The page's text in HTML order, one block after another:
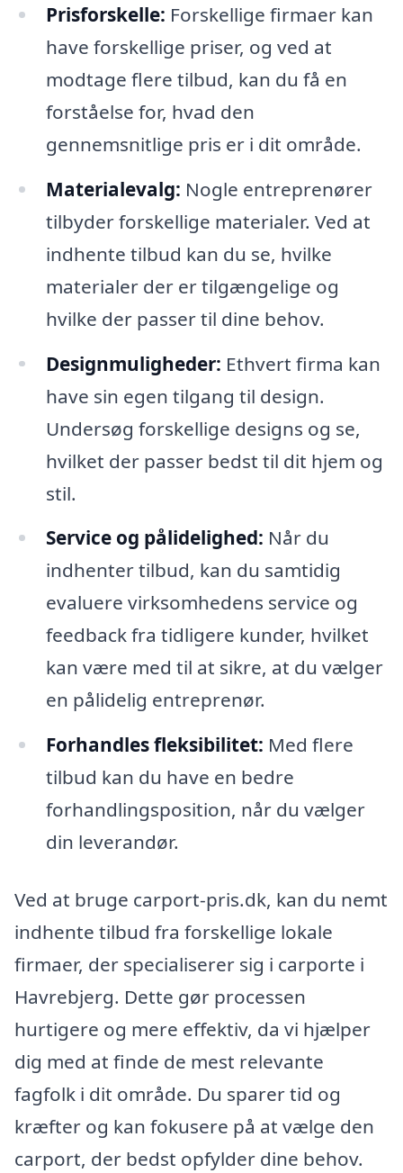
Prisforskelle: Forskellige firmaer kan
have forskellige priser, og ved at
modtage flere tilbud, kan du få en
forståelse for, hvad den
gennemsnitlige pris er i dit område.
Materialevalg: Nogle entreprenører
tilbyder forskellige materialer. Ved at
indhente tilbud kan du se, hvilke
materialer der er tilgængelige og
hvilke der passer til dine behov.
Designmuligheder: Ethvert firma kan
have sin egen tilgang til design.
Undersøg forskellige designs og se,
hvilket der passer bedst til dit hjem og
stil.
Service og pålidelighed: Når du
indhenter tilbud, kan du samtidig
evaluere virksomhedens service og
feedback fra tidligere kunder, hvilket
kan være med til at sikre, at du vælger
en pålidelig entreprenør.
Forhandles fleksibilitet: Med flere
tilbud kan du have en bedre
forhandlingsposition, når du vælger
din leverandør.
Ved at bruge carport-pris.dk, kan du nemt
indhente tilbud fra forskellige lokale
firmaer, der specialiserer sig i carporte i
Havrebjerg. Dette gør processen
hurtigere og mere effektiv, da vi hjælper
dig med at finde de mest relevante
fagfolk i dit område. Du sparer tid og
kræfter og kan fokusere på at vælge den
carport, der bedst opfylder dine behov.